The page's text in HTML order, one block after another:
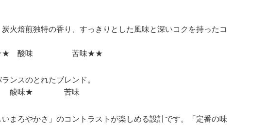
火焙煎独特の香り、すっきりとした風味と深いコクを持ったコ
酸味 苦味★★
ンスのとれたブレンド。
ク★★ 酸味★ 苦味
まろやかさ」のコントラストが楽しめる設計です。「定番の味